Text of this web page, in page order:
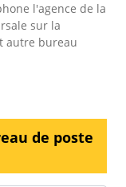
l'agence de la
sur la
autre bureau
de poste